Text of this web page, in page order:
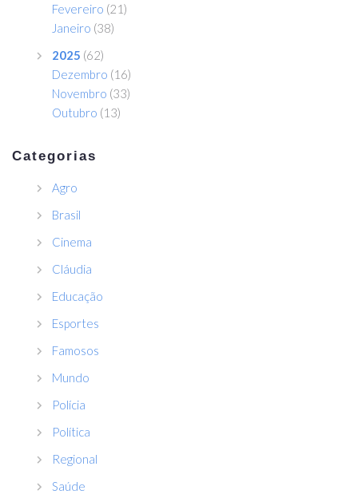
Fevereiro (21)
Janeiro (38)
2025 (62)
Dezembro (16)
Novembro (33)
Outubro (13)
Categorias
Agro
Brasil
Cinema
Cláudia
Educação
Esportes
Famosos
Mundo
Polícia
Política
Regional
Saúde